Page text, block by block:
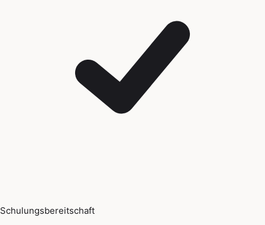
Schulungsbereitschaft